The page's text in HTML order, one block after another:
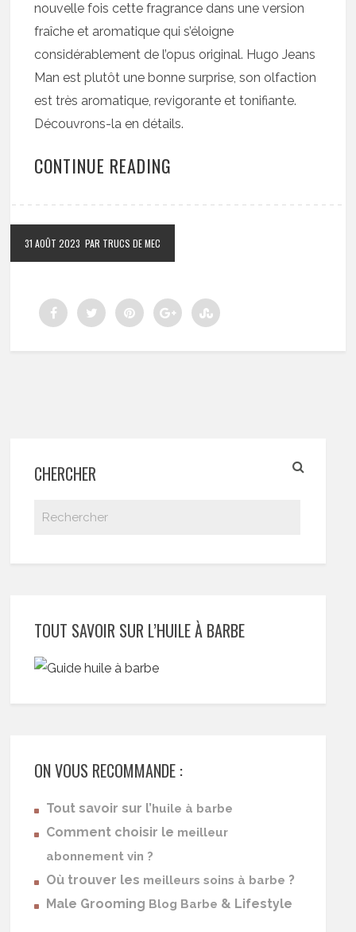
nouvelle fois cette fragrance dans une version
fraîche et aromatique qui s’éloigne
considérablement de l’opus original. Hugo Jeans
Man est plutôt une bonne surprise, son olfaction
est très aromatique, revigorante et tonifiante.
Découvrons-la en détails.
CONTINUE READING
31 AOÛT 2023 PAR TRUCS DE MEC
CHERCHER
TOUT SAVOIR SUR L’HUILE À BARBE
ON VOUS RECOMMANDE :
Tout savoir sur l’huile à barbe
Comment choisir le meilleur
abonnement vin ?
Où trouver les meilleurs soins à barbe ?
Male Grooming Blog Barbe & Lifestyle